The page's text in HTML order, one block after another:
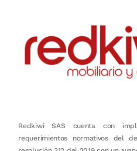
Redkiwi SAS cuenta con
requerimientos normativos del